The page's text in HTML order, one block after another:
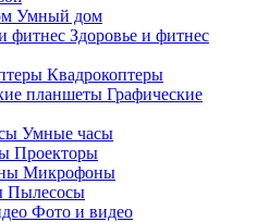
Умный дом
Здоровье и фитнес
Квадрокоптеры
Графические
Умные часы
Проекторы
Микрофоны
Пылесосы
Фото и видео